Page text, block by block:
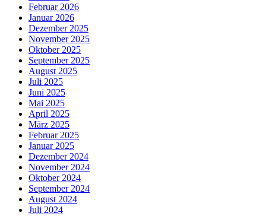
Februar 2026
Januar 2026
Dezember 2025
November 2025
Oktober 2025
September 2025
August 2025
Juli 2025
Juni 2025
Mai 2025
April 2025
März 2025
Februar 2025
Januar 2025
Dezember 2024
November 2024
Oktober 2024
September 2024
August 2024
Juli 2024